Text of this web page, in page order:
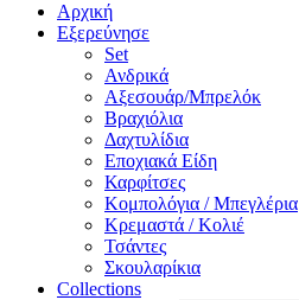
Αρχική
Εξερεύνησε
Set
Ανδρικά
Αξεσουάρ/Μπρελόκ
Βραχιόλια
Δαχτυλίδια
Εποχιακά Είδη
Καρφίτσες
Κομπολόγια / Μπεγλέρια
Κρεμαστά / Κολιέ
Τσάντες
Σκουλαρίκια
Collections